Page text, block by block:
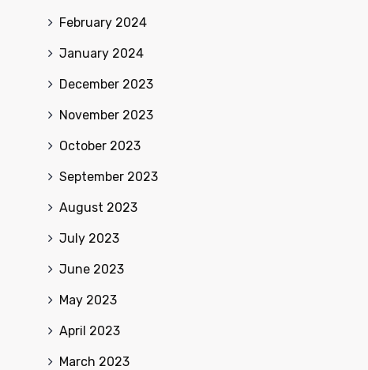
February 2024
January 2024
December 2023
November 2023
October 2023
September 2023
August 2023
July 2023
June 2023
May 2023
April 2023
March 2023